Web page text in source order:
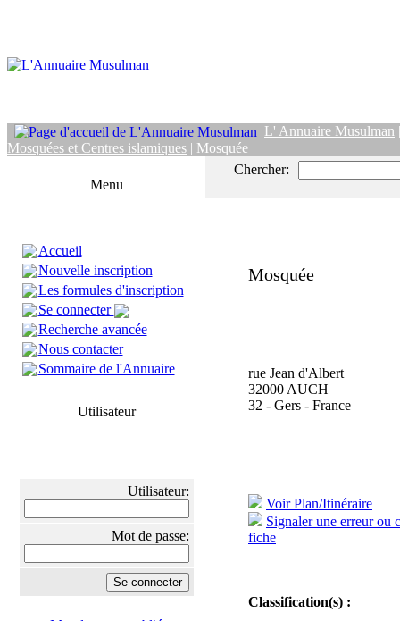
L' Annuaire Musulman
Mosquées et Centres islamiques | Mosquée
Menu
Accueil
Nouvelle inscription
Les formules d'inscription
Se connecter
Recherche avancée
Nous contacter
Sommaire de l'Annuaire
Utilisateur
Utilisateur:
Mot de passe:
Chercher:
Mosquée
rue Jean d'Albert
32000 AUCH
32 - Gers - France
Voir Plan/Itinéraire
Signaler une erreur ou
fiche
Classification(s) :